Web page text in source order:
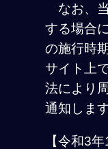
なお、
する場合
の施行時
サイト上
法により
通知します
【令和3